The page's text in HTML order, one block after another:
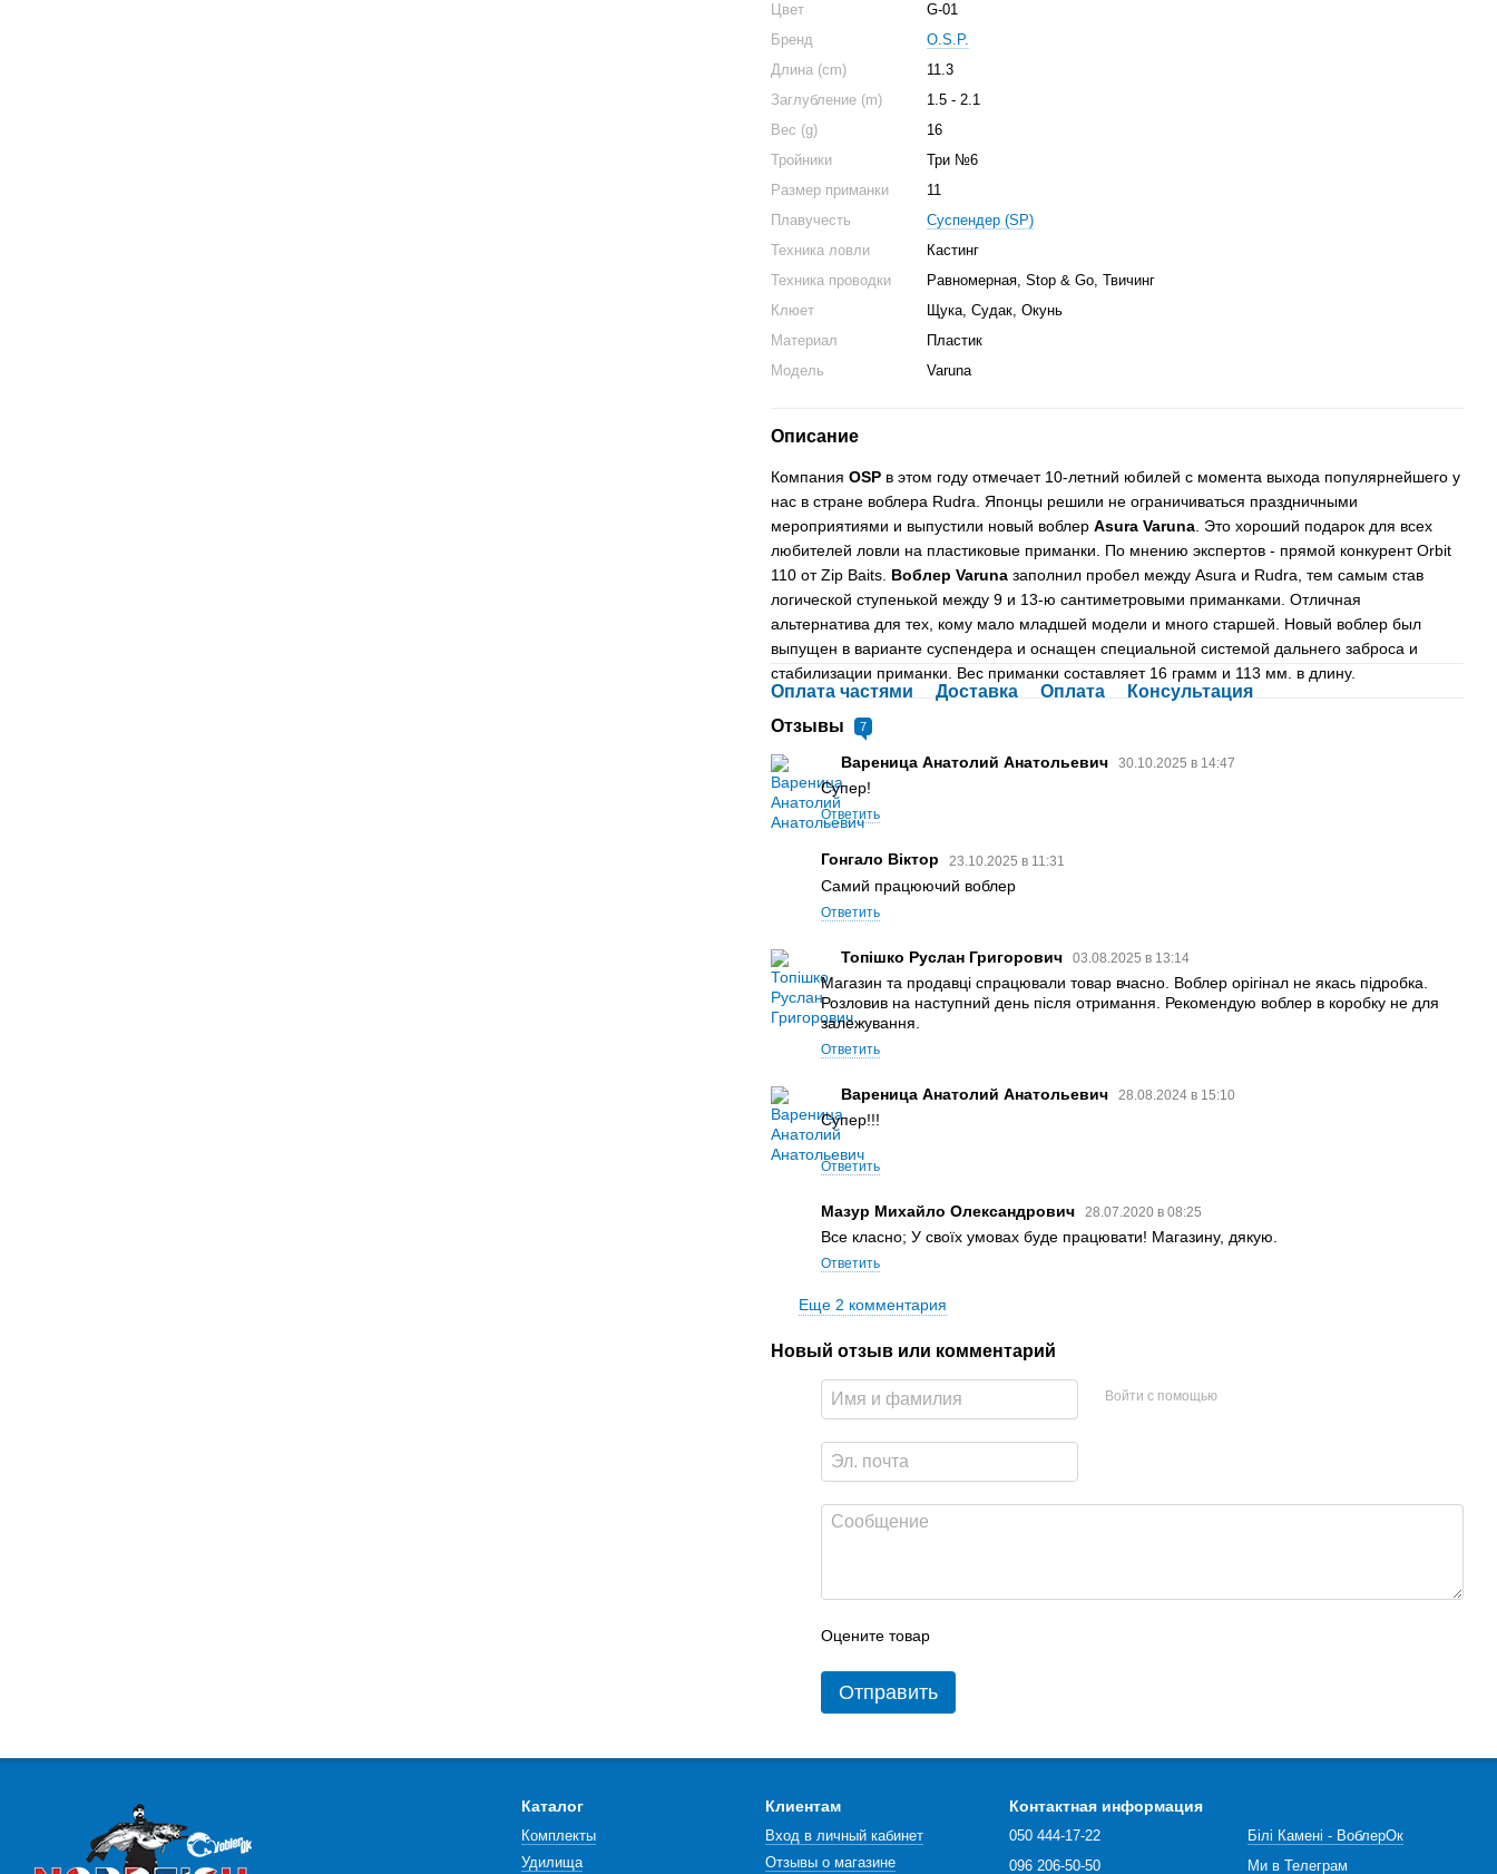
Цвет
G-01
Бренд
O.S.P.
Длина (cm)
11.3
Заглубление (m)
1.5 - 2.1
Вес (g)
16
Тройники
Три №6
Размер приманки
11
Плавучесть
Суспендер (SP)
Техника ловли
Кастинг
Техника проводки
Равномерная, Stop & Go, Твичинг
Клюет
Щука, Судак, Окунь
Материал
Пластик
Модель
Varuna
Описание
Компания OSP в этом году отмечает 10-летний юбилей с момента выхода популярнейшего у
нас в стране воблера Rudra. Японцы решили не ограничиваться праздничными
мероприятиями и выпустили новый воблер Asura Varuna . Это хороший подарок для всех
любителей ловли на пластиковые приманки. По мнению экспертов - прямой конкурент Orbit
110 от Zip Baits. Воблер Varuna заполнил пробел между Asura и Rudra, тем самым став
логической ступенькой между 9 и 13-ю сантиметровыми приманками. Отличная
альтернатива для тех, кому мало младшей модели и много старшей. Новый воблер был
выпущен в варианте суспендера и оснащен специальной системой дальнего заброса и
стабилизации приманки. Вес приманки составляет 16 грамм и 113 мм. в длину.
Оплата частями Доставка Оплата
Консультация
Отзывы
7
Вареница Анатолий Анатольевич 30.10.2025 в 14:47
Супер!
Ответить
Гонгало Віктор 23.10.2025 в 11:31
Самий працюючий воблер
Ответить
Топішко Руслан Григорович 03.08.2025 в 13:14
Магазин та продавці спрацювали товар вчасно. Воблер орігінал не якась підробка.
Розловив на наступний день після отримання. Рекомендую воблер в коробку не для
залежування.
Ответить
Вареница Анатолий Анатольевич 28.08.2024 в 15:10
Супер!!!
Ответить
Мазур Михайло Олександрович 28.07.2020 в 08:25
Все класно; У своїх умовах буде працювати! Магазину, дякую.
Ответить
Еще 2 комментария
Новый отзыв или комментарий
Войти с помощью
Оцените товар
Отправить
Каталог
Комплекты
Удилища
Клиентам
Вход в личный кабинет
Отзывы о магазине
Контактная информация
050 444-17-22
096 206-50-50
Білі Камені - ВоблерОк
Ми в Телеграм